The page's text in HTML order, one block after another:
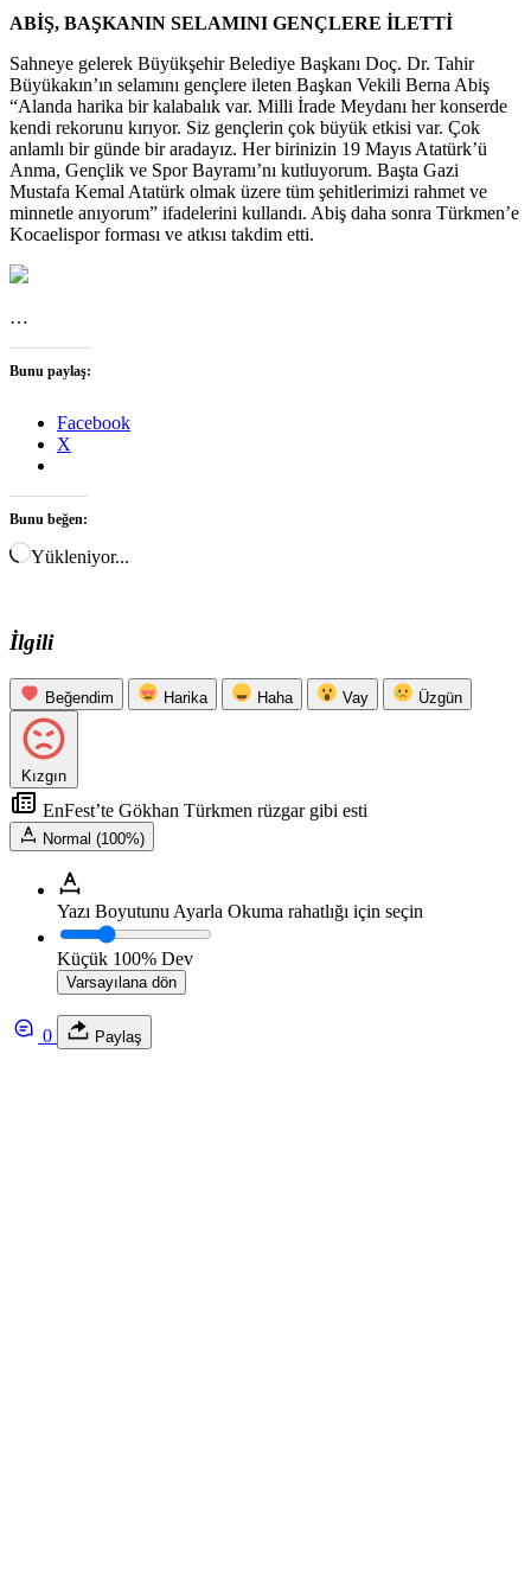
ABİŞ, BAŞKANIN SELAMINI GENÇLERE İLETTİ
Sahneye gelerek Büyükşehir Belediye Başkanı Doç. Dr. Tahir
Büyükakın’ın selamını gençlere ileten Başkan Vekili Berna Abiş
“Alanda harika bir kalabalık var. Milli İrade Meydanı her konserde
kendi rekorunu kırıyor. Siz gençlerin çok büyük etkisi var. Çok
anlamlı bir günde bir aradayız. Her birinizin 19 Mayıs Atatürk’ü
Anma, Gençlik ve Spor Bayramı’nı kutluyorum. Başta Gazi
Mustafa Kemal Atatürk olmak üzere tüm şehitlerimizi rahmet ve
minnetle anıyorum” ifadelerini kullandı. Abiş daha sonra Türkmen’e
Kocaelispor forması ve atkısı takdim etti.
…
Bunu paylaş:
Facebook
X
Bunu beğen:
Yükleniyor...
İlgili
Beğendim Harika Haha Vay Üzgün
Kızgın
EnFest’te Gökhan Türkmen rüzgar gibi esti
Normal (100%)
Yazı Boyutunu Ayarla Okuma rahatlığı için seçin
Küçük 100% Dev
Varsayılana dön
0 Paylaş